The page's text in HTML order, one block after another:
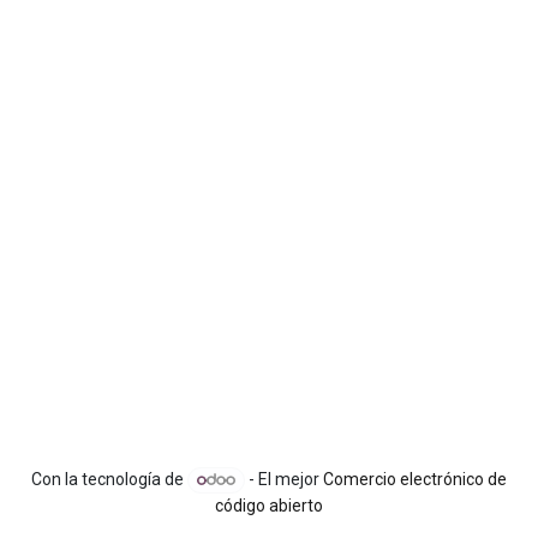
Con la tecnología de - El mejorComercio electrónico de
código abierto